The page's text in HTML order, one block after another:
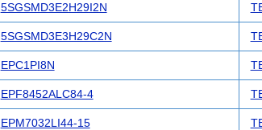
5SGSMD3E2H29I2N
5SGSMD3E3H29C2N
EPC1PI8N
EPF8452ALC84-4
EPM7032LI44-15